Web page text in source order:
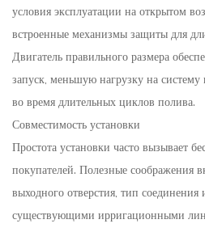
условия эксплуатации на открытом
встроенные механизмы защиты для
Двигатель правильного размера
запуск, меньшую нагрузку на
во время длительных циклов полива.
Совместимость установки
Простота установки часто вызывает
покупателей. Полезные соображения
выходного отверстия, тип соединения
существующими ирригационными